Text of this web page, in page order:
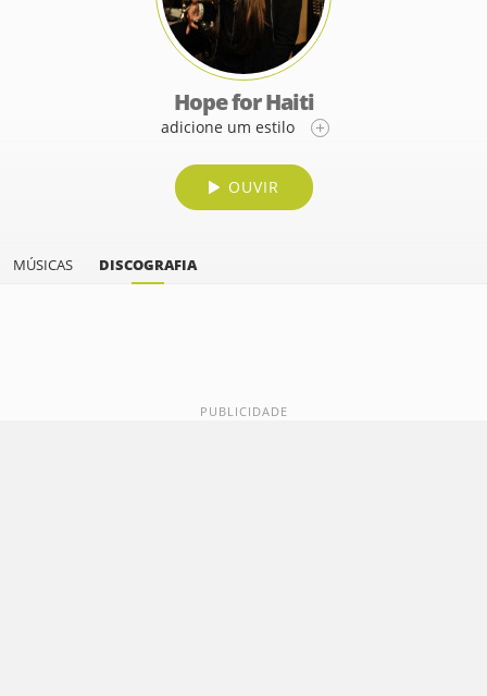
Hope for Haiti
adicione um estilo
OUVIR
MÚSICAS DISCOGRAFIA